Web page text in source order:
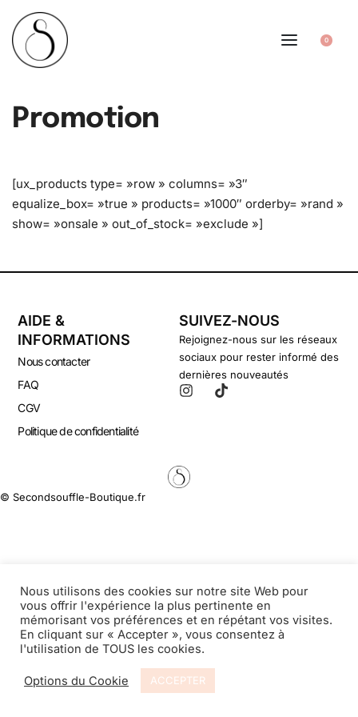
0
Promotion
[ux_products type= »row » columns= »3″
equalize_box= »true » products= »1000″ orderby= »rand »
show= »onsale » out_of_stock= »exclude »]
AIDE &
INFORMATIONS
Nous contacter
FAQ
CGV
Politique de confidentialité
SUIVEZ-NOUS
Rejoignez-nous sur les réseaux
sociaux pour rester informé des
dernières nouveautés
© Secondsouffle-Boutique.fr
Nous utilisons des cookies sur notre site Web pour
vous offrir l'expérience la plus pertinente en
mémorisant vos préférences et en répétant vos visites.
En cliquant sur « Accepter », vous consentez à
l'utilisation de TOUS les cookies.
Options du Cookie ACCEPTER